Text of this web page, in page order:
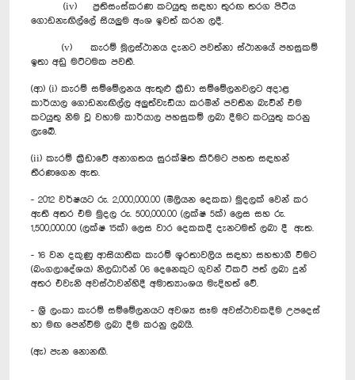
(iv) ප්‍රතිසංස්කරණ කටයුතු සඳහා තුරඟ තරග පිටිය
ගොඩනැඟිල්ලේ සියලුම අංශ ඉවත් කරන ලදී.
(v) කැරම් මූලස්ථානය දැනට පවත්නා ස්ථානයේ පහසුකම්
ඉතා අඩු මට්ටමක පවතී.
(ආ) (i) කැරම් සම්මේලනය ඇතුළු ක්‍රීඩා සම්මේලනවලට අදාළ
කාර්යාල ගොඩනැඟිල්ල අලුත්වැඩියා කරමින් පවතින බැවින් එම
කටයුතු නිම වූ වහාම කාර්යාල පහසුකම් ලබා දීමට කටයුතු කරනු
ලැබේ.
(ii) කැරම් ක්‍රීඩාවේ අනාගතය සුරක්ෂිත කිරීමට පහත සඳහන්
තීරණගෙන ඇත.
- 2012 වර්ෂයට රු. 2,000,000.00 (මිලියන දෙකක) මුදලක් වෙන් කර
ඇති අතර එම මුදල රු. 500,000.00 (ලක්ෂ 5ක්) ලෙස සහ රු.
1,500,000.00 (ලක්ෂ 15ක්) ලෙස වාර දෙකකදී දැනටමත් ලබා දී ඇත.
- 16 වන දකුණු ආසියාතික කැරම් ශූරතාවලිය සඳහා සහභාගී වීමට
(බංගලාදේශය) නිලධාරින් 06 දෙනෙකුට ගුවන් ටිකට් පත් ලබා දුන්
අතර එවැනි අවස්ථාවන්හිදී අමාත්‍යාංශය ‍මැදිහත් වේ.
- ශ්‍රී ලංකා කැරම් සම්මේලනයට අවශ්‍ය සෑම අවස්ථාවකදීම උපදෙස්
හා මඟ පෙන්වීම ලබා දීම කරනු ලබයි.
(ඇ) පැන ‍නොනඟී.